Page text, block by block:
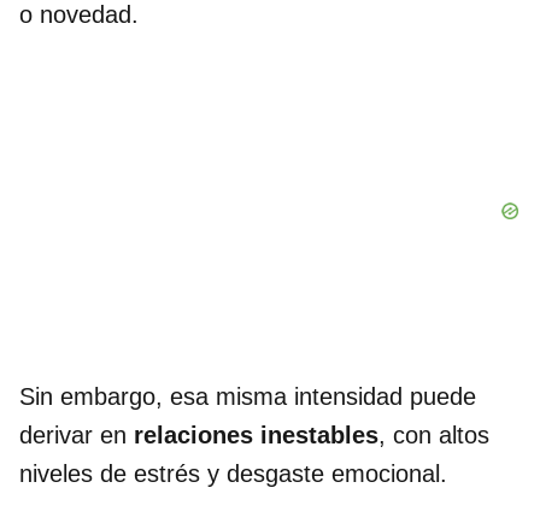
o novedad.
Sin embargo, esa misma intensidad puede
derivar en relaciones inestables, con altos
niveles de estrés y desgaste emocional.